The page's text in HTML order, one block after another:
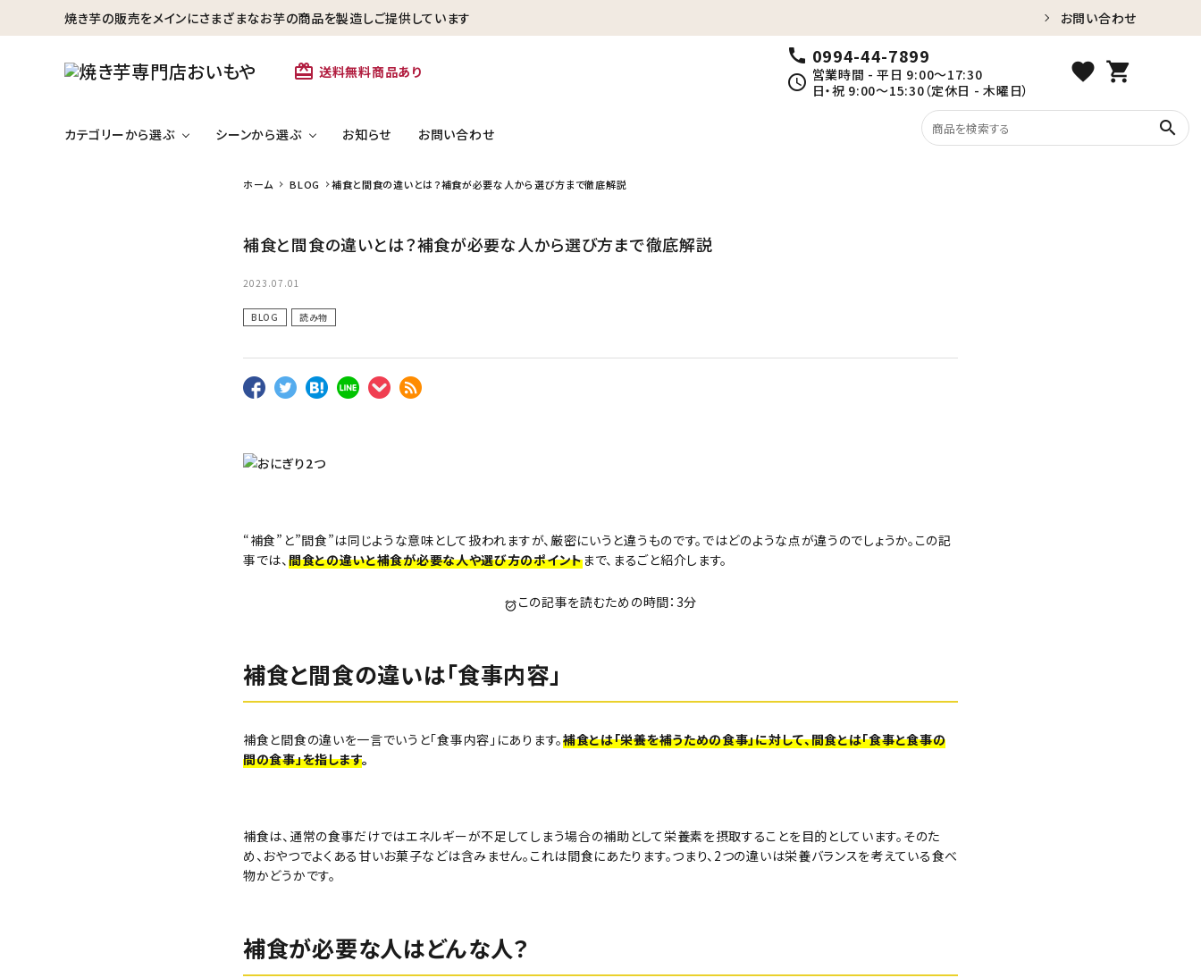
焼き芋の販売をメインにさまざまなお芋の商品を製造しご提供しています お問い合わせ
card_giftcard 送料無料商品あり
call 0994-44-7899
schedule 営業時間 - 平日 9:00～17:30
日・祝 9:00～15:30（定休日 - 木曜日）
favorite shopping_cart
カテゴリーから選ぶ
冷凍焼き芋【安納芋】 冷凍焼き芋【紅はるか】
生さつまいも
芋かりんとう・芋けんぴ
シーンから選ぶ
きに
に
お知らせ お問い合わせ search
ホーム BLOG 補食と間食の違いとは？補食が必要な人から選び方まで徹底解説
補食と間食の違いとは？補食が必要な人から選び方まで徹底解説
2023.07.01
BLOG 読み物
“補食”と”間食”は同じような意味として扱われますが、厳密にいうと違うものです。ではどのような点が違うのでしょうか。この記
事では、間食との違いと補食が必要な人や選び方のポイントまで、まるごと紹介します。
この記事を読むための時間：3分
補食と間食の違いは「食事内容」
補食と間食の違いを一言でいうと「食事内容」にあります。補食とは「栄養を補うための食事」に対して、間食とは「食事と食事の
間の食事」を指します。
補食は、通常の食事だけではエネルギーが不足してしまう場合の補助として栄養素を摂取することを目的としています。そのた
め、おやつでよくある甘いお菓子などは含みません。これは間食にあたります。つまり、2つの違いは栄養バランスを考えている食べ
物かどうかです。
補食が必要な人はどんな人？